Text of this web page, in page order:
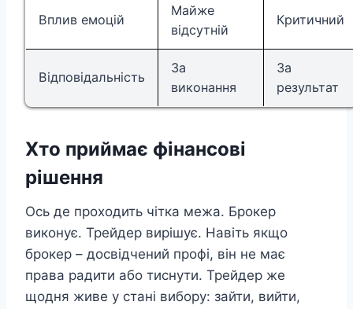
Вплив емоцій
Майже
відсутній
Критичний
Відповідальність
За
виконання
За
результат
Хто приймає фінансові
рішення
Ось де проходить чітка межа. Брокер
виконує. Трейдер вирішує. Навіть якщо
брокер – досвідчений профі, він не має
права радити або тиснути. Трейдер же
щодня живе у стані вибору: зайти, вийти,